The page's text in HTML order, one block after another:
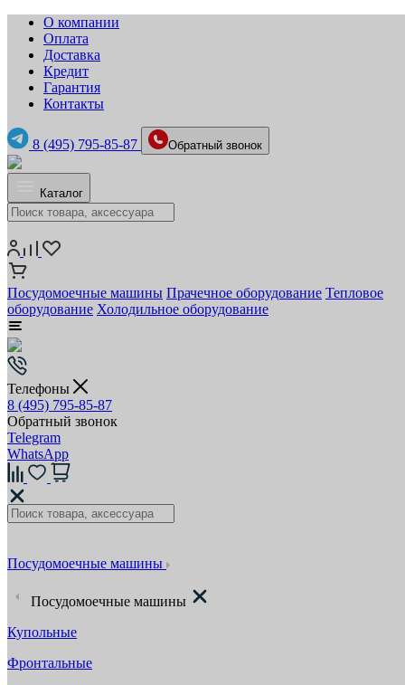
О компании
Оплата
Доставка
Кредит
Гарантия
Контакты
8 (495) 795-85-87 Обратный звонок
Каталог
Посудомоечные машины Прачечное оборудование Тепловое
оборудование Холодильное оборудование
Телефоны
8 (495) 795-85-87
Обратный звонок
Telegram
WhatsApp
Посудомоечные машины
Посудомоечные машины
Купольные
Фронтальные